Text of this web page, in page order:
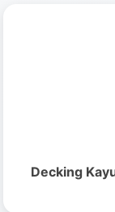
Decking